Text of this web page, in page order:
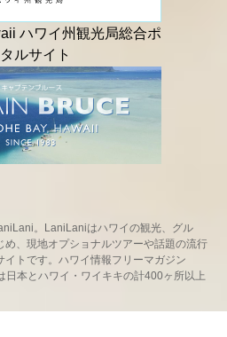
。LaniLaniはハワイの観光、グル
め、現地オプショナルツアーや話題の流行
トです。ハワイ情報フリーマガジン
日本とハワイ・ワイキキの計400ヶ所以上